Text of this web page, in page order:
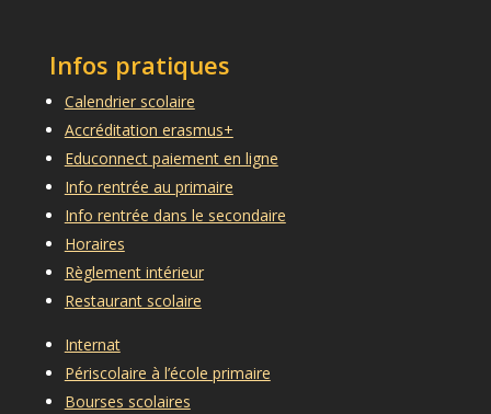
Infos pratiques
Calendrier scolaire
Accréditation erasmus+
Educonnect paiement en ligne
Info rentrée au primaire
Info rentrée dans le secondaire
Horaires
Règlement intérieur
Restaurant scolaire
Internat
Périscolaire à l’école primaire
Bourses scolaires